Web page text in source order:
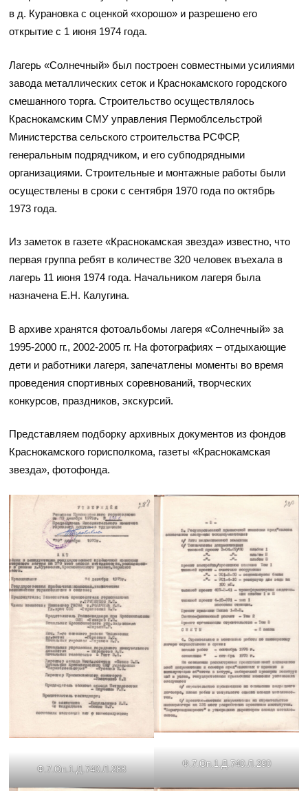
в д. Курановка с оценкой «хорошо» и разрешено его
открытие с 1 июня 1974 года.
Лагерь «Солнечный» был построен совместными усилиями
завода металлических сеток и Краснокамского городского
смешанного торга. Строительство осуществлялось
Краснокамским СМУ управления Пермоблсельстрой
Министерства сельского строительства РСФСР,
генеральным подрядчиком, и его субподрядными
организациями. Строительные и монтажные работы были
осуществлены в сроки с сентября 1970 года по октябрь
1973 года.
Из заметок в газете «Краснокамская звезда» известно, что
первая группа ребят в количестве 320 человек въехала в
лагерь 11 июня 1974 года. Начальником лагеря была
назначена Е.Н. Калугина.
В архиве хранятся фотоальбомы лагеря «Солнечный» за
1995-2000 гг., 2002-2005 гг. На фотографиях – отдыхающие
дети и работники лагеря, запечатлены моменты во время
проведения спортивных соревнований, творческих
конкурсов, праздников, экскурсий.
Представляем подборку архивных документов из фондов
Краснокамского горисполкома, газеты «Краснокамская
звезда», фотофонда.
Ф.7.Оп.1.Д.740.Л.288
Ф.7.Оп.1.Д.740.Л.290